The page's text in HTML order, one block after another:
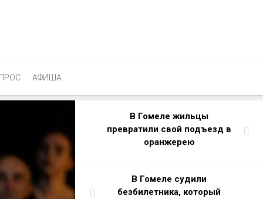
АФИША
В Гомеле жильцы
превратили свой подъезд в
оранжерею
В Гомеле судили
безбилетника, который